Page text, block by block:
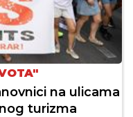
na ulicama
turizma